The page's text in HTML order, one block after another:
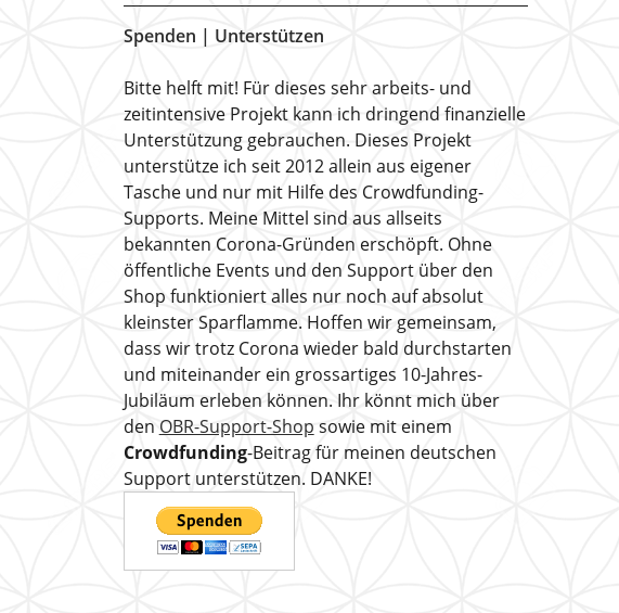
Spenden | Unterstützen
Bitte helft mit! Für dieses sehr arbeits- und
zeitintensive Projekt kann ich dringend finanzielle
Unterstützung gebrauchen. Dieses Projekt
unterstütze ich seit 2012 allein aus eigener
Tasche und nur mit Hilfe des Crowdfunding-
Supports. Meine Mittel sind aus allseits
bekannten Corona-Gründen erschöpft. Ohne
öffentliche Events und den Support über den
Shop funktioniert alles nur noch auf absolut
kleinster Sparflamme. Hoffen wir gemeinsam,
dass wir trotz Corona wieder bald durchstarten
und miteinander ein grossartiges 10-Jahres-
Jubiläum erleben können. Ihr könnt mich über
den OBR-Support-Shop sowie mit einem
Crowdfunding-Beitrag für meinen deutschen
Support unterstützen. DANKE!